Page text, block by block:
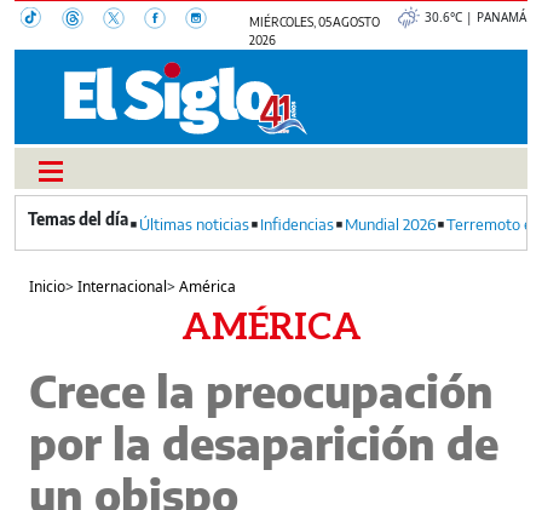
MIÉRCOLES, 05 AGOSTO
2026
30.6°C | PANAMÁ
Últimas noticias Infidencias Mundial 2026 Terremoto
Inicio>Internacional>América
AMÉRICA
Crece la preocupación
por la desaparición de
un obispo